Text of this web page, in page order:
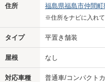
住所
福島県福島市仲間町
※住所をナビに入れて
タイプ 平置き舗装
屋根 なし
対応車種
普通車/コンパクト